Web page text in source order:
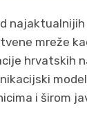
mreže
hrvatskih
i širom